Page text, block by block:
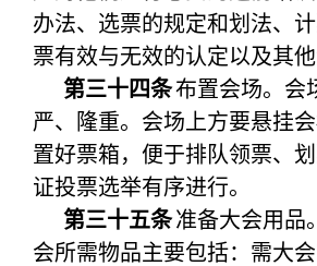
办法、选票的规定和划法、
票有效与无效的认定以及其他
第三十四条布置会场。会
严、隆重。会场上方要悬挂
置好票箱，便于排队领票、
证投票选举有序进行。
第三十五条准备大会用品
会所需物品主要包括：需大会